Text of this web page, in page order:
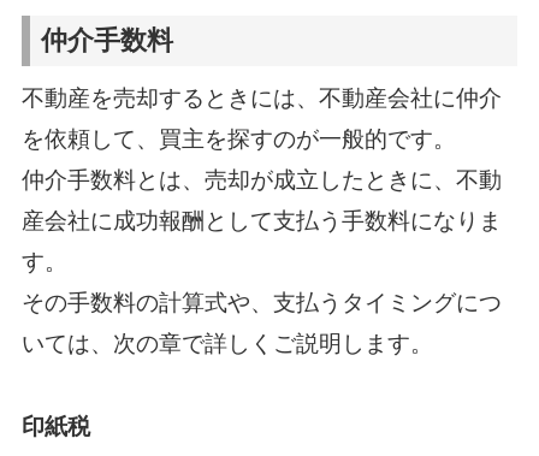
仲介手数料
不動産を売却するときには、不動産会社に仲介
を依頼して、買主を探すのが一般的です。
仲介手数料とは、売却が成立したときに、不動
産会社に成功報酬として支払う手数料になりま
す。
その手数料の計算式や、支払うタイミングにつ
いては、次の章で詳しくご説明します。
印紙税